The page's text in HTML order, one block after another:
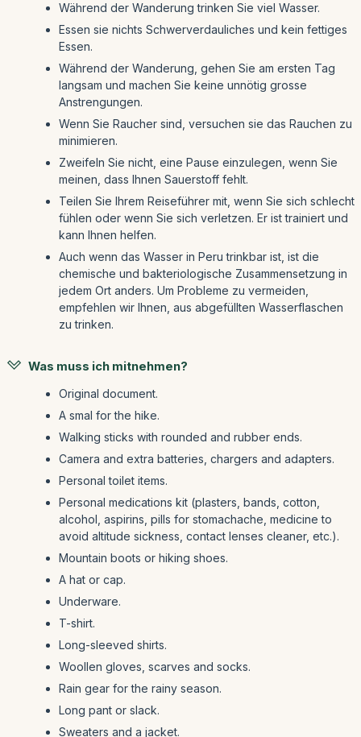
Während der Wanderung trinken Sie viel Wasser.
Essen sie nichts Schwerverdauliches und kein fettiges
Essen.
Während der Wanderung, gehen Sie am ersten Tag
langsam und machen Sie keine unnötig grosse
Anstrengungen.
Wenn Sie Raucher sind, versuchen sie das Rauchen zu
minimieren.
Zweifeln Sie nicht, eine Pause einzulegen, wenn Sie
meinen, dass Ihnen Sauerstoff fehlt.
Teilen Sie Ihrem Reiseführer mit, wenn Sie sich schlecht
fühlen oder wenn Sie sich verletzen. Er ist trainiert und
kann Ihnen helfen.
Auch wenn das Wasser in Peru trinkbar ist, ist die
chemische und bakteriologische Zusammensetzung in
jedem Ort anders. Um Probleme zu vermeiden,
empfehlen wir Ihnen, aus abgefüllten Wasserflaschen
zu trinken.
Was muss ich mitnehmen?
Original document.
A smal for the hike.
Walking sticks with rounded and rubber ends.
Camera and extra batteries, chargers and adapters.
Personal toilet items.
Personal medications kit (plasters, bands, cotton,
alcohol, aspirins, pills for stomachache, medicine to
avoid altitude sickness, contact lenses cleaner, etc.).
Mountain boots or hiking shoes.
A hat or cap.
Underware.
T-shirt.
Long-sleeved shirts.
Woollen gloves, scarves and socks.
Rain gear for the rainy season.
Long pant or slack.
Sweaters and a jacket.